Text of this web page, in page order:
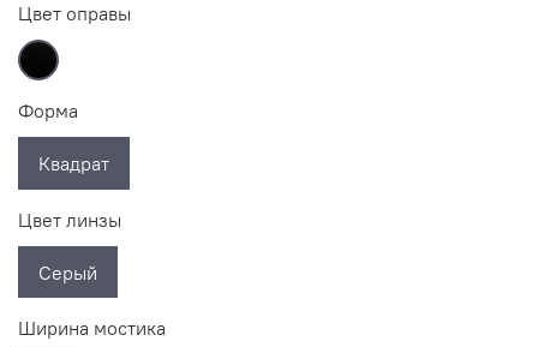
Цвет оправы
Форма
Квадрат
Цвет линзы
Серый
Ширина мостика